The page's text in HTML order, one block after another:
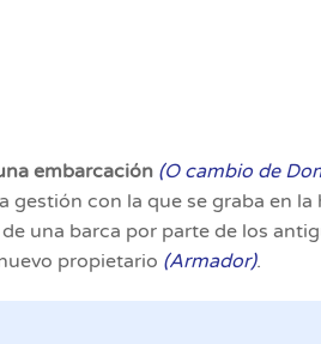
embarcación (O cambio de
gestión con la que se graba en la
una barca por parte de los
propietario (Armador).